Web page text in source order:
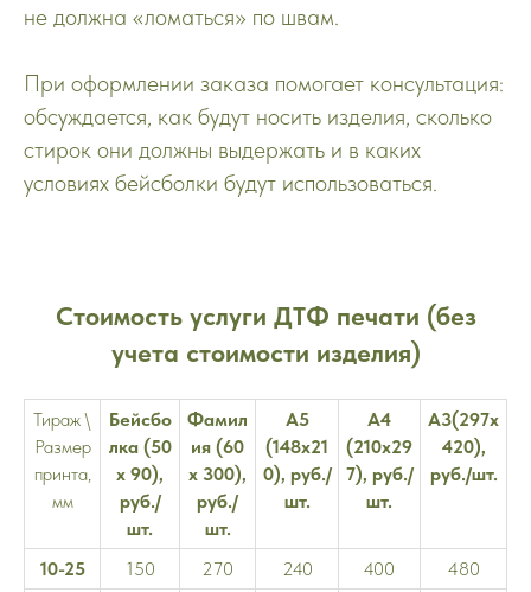
не должна «ломаться» по швам.
При оформлении заказа помогает консультация:
обсуждается, как будут носить изделия, сколько
стирок они должны выдержать и в каких
условиях бейсболки будут использоваться.
Стоимость услуги ДТФ печати (без
учета стоимости изделия)
Тираж \
Размер
принта,
мм
Бейсбо
лка (50
х 90),
руб./
шт.
Фамил
ия (60
х 300),
руб./
шт.
А5
(148х21
0), руб./
шт.
А4
(210х29
7), руб./
шт.
А3(297х
420),
руб./шт.
10-25 150 270 240 400 480